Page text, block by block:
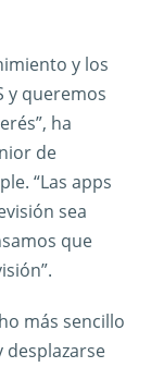
y los
y queremos
ha
de
“Las apps
sea
que
más sencillo
desplazarse